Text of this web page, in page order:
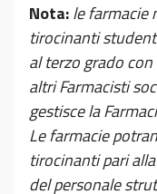
Nota:le farmacie
tirocinanti
al terzo grado
altri Farmacisti
gestisce la
Le farmacie
tirocinanti pari
del personale